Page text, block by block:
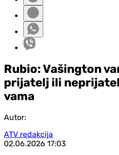
Rubio: Vašington
prijatelj ili
vama
Autor:
ATV redakcija
02.06.2026 17:03